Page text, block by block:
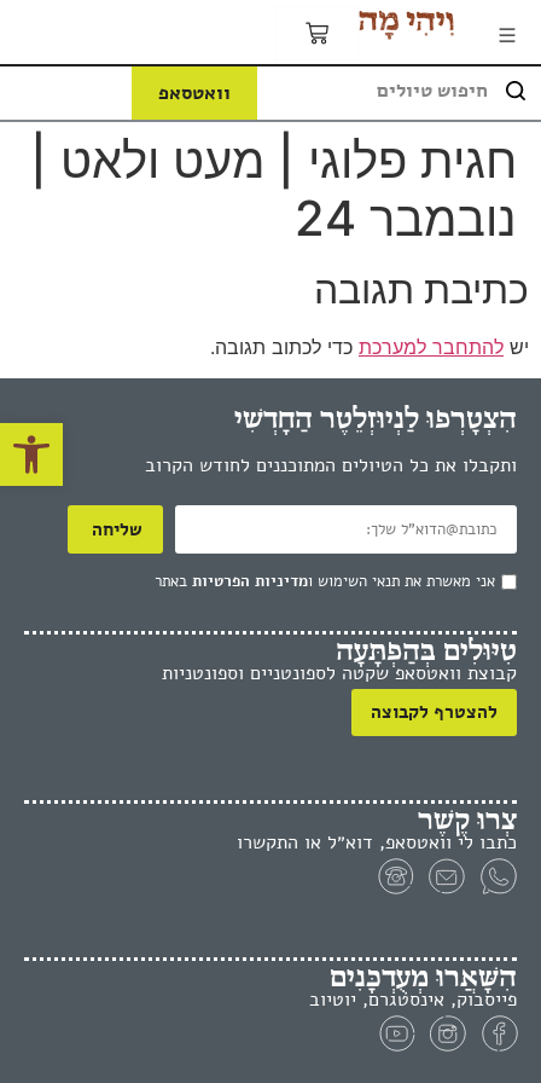
וואטסאפ
חגית פלוגי | מעט ולאט |
נובמבר 24
כתיבת תגובה
יש להתחבר למערכת כדי לכתוב תגובה.
הִצְטָרְפוּ לַנְיוּזְלֵטֶר הַחָדְשִׁי
ותקבלו את כל הטיולים המתוכננים לחודש הקרוב
אני מאשרת את תנאי השימוש ומדיניות הפרטיות באתר
שליחה
טִיּוּלִים בְּהַפְתָּעָה
קבוצת וואטסאפ שקטה לספונטניים וספונטניות
להצטרף לקבוצה
צְרוּ קֶשֶׁר
כתבו לי וואטסאפ, דוא״ל או התקשרו
הִשָּׁאֲרוּ מְעֻדְכָּנִים
פייסבוק, אינסטגרם, יוטיוב